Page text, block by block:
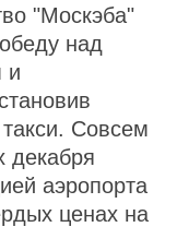
"Москэба"
над
и
Совсем
декабря
аэропорта
ценах на